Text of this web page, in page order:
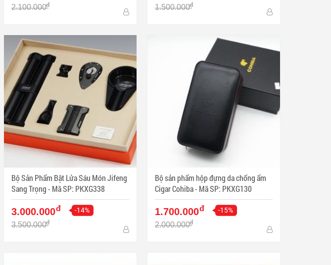
2.100.000đ 1.500.000đ
Bộ Sản Phẩm Bật Lửa Sáu Món Jifeng
Sang Trọng - Mã SP: PKXG338
3.000.000đ -14%
3.500.000đ
Bộ sản phẩm hộp đựng da chống ẩm
Cigar Cohiba - Mã SP: PKXG130
1.700.000đ -15%
2.000.000đ